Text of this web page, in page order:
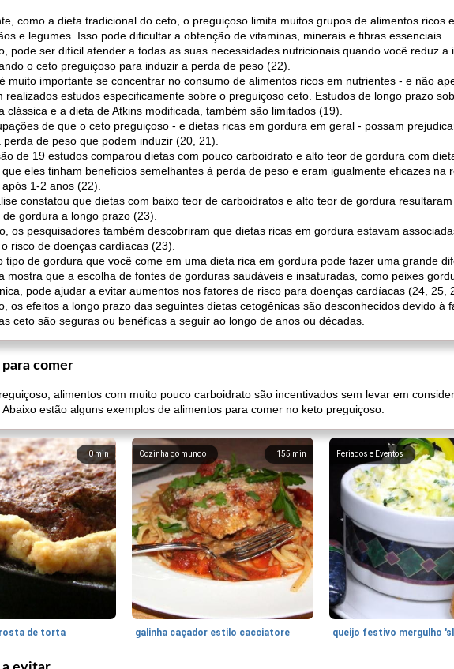
como a dieta tradicional do ceto, o preguiçoso limita muitos grupos de alimentos ricos
e legumes. Isso pode dificultar a obtenção de vitaminas, minerais e fibras essenciais.
pode ser difícil atender a todas as suas necessidades nutricionais quando você reduz
o ceto preguiçoso para induzir a perda de peso (22).
muito importante se concentrar no consumo de alimentos ricos em nutrientes - e não
realizados estudos especificamente sobre o preguiçoso ceto. Estudos de longo prazo
clássica e a dieta de Atkins modificada, também são limitados (19).
de que o ceto preguiçoso - e dietas ricas em gordura em geral - possam
perda de peso que podem induzir (20, 21).
de 19 estudos comparou dietas com pouco carboidrato e alto teor de gordura com
eles tinham benefícios semelhantes à perda de peso e eram igualmente eficazes na
1-2 anos (22).
constatou que dietas com baixo teor de carboidratos e alto teor de gordura
gordura a longo prazo (23).
os pesquisadores também descobriram que dietas ricas em gordura estavam
risco de doenças cardíacas (23).
tipo de gordura que você come em uma dieta rica em gordura pode fazer uma grande
mostra que a escolha de fontes de gorduras saudáveis ​​e insaturadas, como peixes
pode ajudar a evitar aumentos nos fatores de risco para doenças cardíacas (24, 25,
os efeitos a longo prazo das seguintes dietas cetogênicas são desconhecidos devido à
ceto são seguras ou benéficas a seguir ao longo de anos ou décadas.
comer
alimentos com muito pouco carboidrato são incentivados sem levar em
Abaixo estão alguns exemplos de alimentos para comer no keto preguiçoso:
0min
de torta
155 min
Cozinha do mundo
galinha caçador estilo cacciatore
Feriados e Eventos
queijo festivo mergulho